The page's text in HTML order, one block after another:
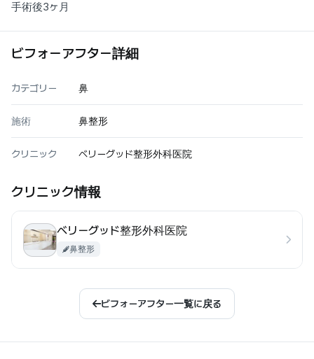
手術後3ヶ月
ビフォーアフター詳細
カテゴリー 鼻
施術 鼻整形
クリニック ベリーグッド整形外科医院
クリニック情報
ベリーグッド整形外科医院
鼻整形
ビフォーアフター一覧に戻る